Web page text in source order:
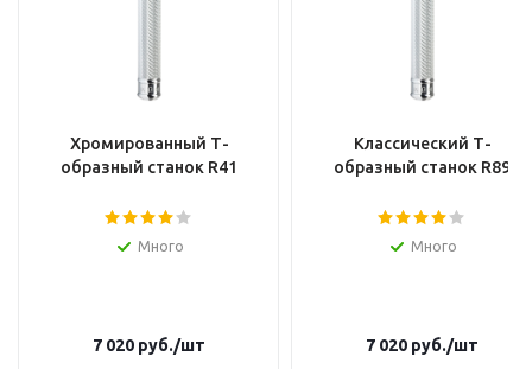
Хромированный Т-
образный станок R41
Много
7 020 руб./шт
Классический Т-
образный станок R89
Много
7 020 руб./шт